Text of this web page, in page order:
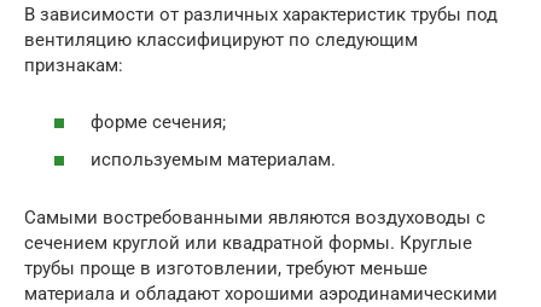
В зависимости от различных характеристик трубы под
вентиляцию классифицируют по следующим
признакам:
форме сечения;
используемым материалам.
Самыми востребованными являются воздуховоды с
сечением круглой или квадратной формы. Круглые
трубы проще в изготовлении, требуют меньше
материала и обладают хорошими аэродинамическими